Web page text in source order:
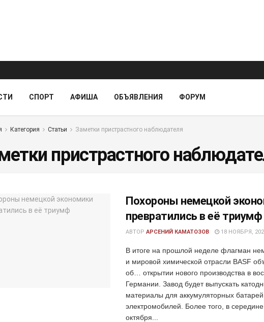
СПОРТ АФИША ОБЪЯВЛЕНИЯ ФОРУМ
Категория Статьи Заметки пристрастного наблюдателя
пристрастного
Похороны немецкой
превратились в её триумф
АВТОР АРСЕНИЙ КАМАТОЗОВ 18 НОЯБРЯ,
В итоге на прошлой неделе флагман
и мировой химической отрасли BASF
об… открытии нового производства в
Германии. Завод будет выпускать
материалы для аккумуляторных батарей
электромобилей. Более того, в середине
октября...